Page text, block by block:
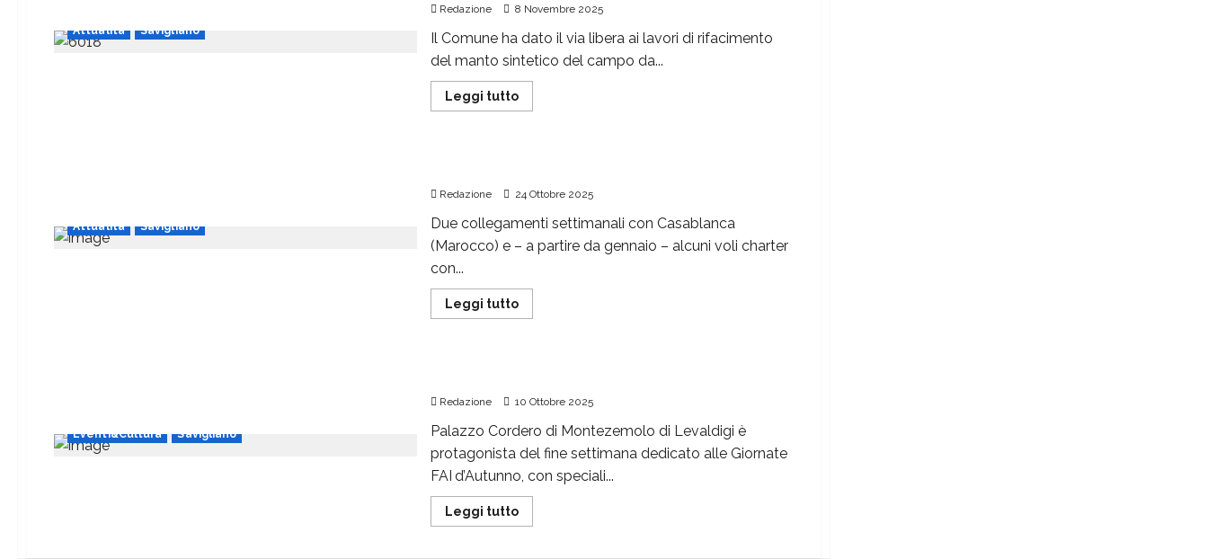
Attualità Savigliano
Redazione 8 Novembre 2025
Il Comune ha dato il via libera ai lavori di rifacimento
del manto sintetico del campo da...
Leggi tutto
Attualità Savigliano
Redazione 24 Ottobre 2025
Due collegamenti settimanali con Casablanca
(Marocco) e – a partire da gennaio – alcuni voli charter
con...
Leggi tutto
Eventi&Cultura Savigliano
Redazione 10 Ottobre 2025
Palazzo Cordero di Montezemolo di Levaldigi è
protagonista del fine settimana dedicato alle Giornate
FAI d’Autunno, con speciali...
Leggi tutto